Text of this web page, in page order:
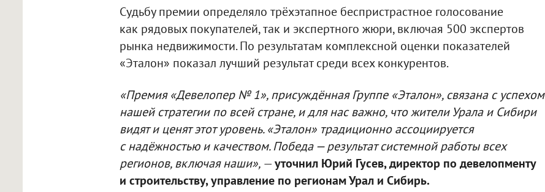
Судьбу премии определяло трёхэтапное беспристрастное голосование
как рядовых покупателей, так и экспертного жюри, включая 500 экспертов
рынка недвижимости. По результатам комплексной оценки показателей
«Эталон» показал лучший результат среди всех конкурентов.
«Премия «Девелопер № 1», присуждённая Группе «Эталон», связана с успехом
нашей стратегии по всей стране, и для нас важно, что жители Урала и Сибири
видят и ценят этот уровень. «Эталон» традиционно ассоциируется
с надёжностью и качеством. Победа — результат системной работы всех
регионов, включая наши», —уточнил Юрий Гусев, директор по девелопменту
и строительству, управление по регионам Урал и Сибирь.